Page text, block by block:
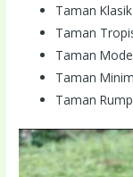
Taman Klasik
Taman
Taman
Taman
Taman